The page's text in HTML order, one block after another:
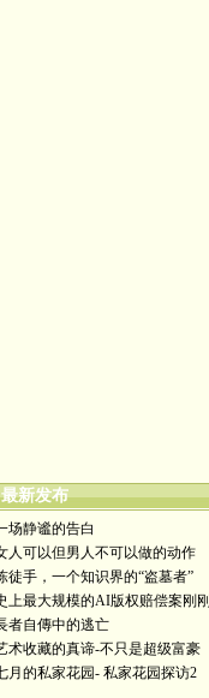
最新发布
场静谧的告白
人可以但男人不可以做的动作
徒手，一个知识界的“盗墓者”
上最大规模的AI版权赔偿案刚刚
者自傳中的逃亡
术收藏的真谛-不只是超级富豪
月的私家花园- 私家花园探访2